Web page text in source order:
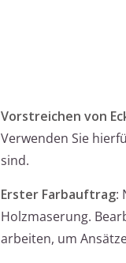
Vorstreichen von
Verwenden Sie
sind.
Erster Farbauftrag:
Holzmaserung.
arbeiten, um